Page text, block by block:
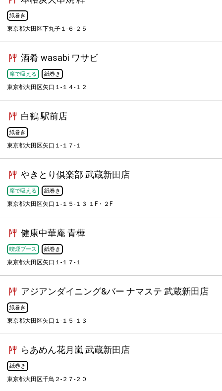
紙巻き
東京都大田区下丸子１-６-２５
酒肴 wasabi ワサビ
席で吸える 紙巻き
東京都大田区矢口１-１４-１２
白鶴 駅前店
紙巻き
東京都大田区矢口１-１７-１
やきとり倶楽部 武蔵新田店
席で吸える 紙巻き
東京都大田区矢口１-１５-１３ １F・２F
健康中華庵 青樺
喫煙ブース 紙巻き
東京都大田区矢口１-１７-１
アジアンダイニング&バー ナマステ 武蔵新田店
紙巻き
東京都大田区矢口１-１５-１３
らあめん花月嵐 武蔵新田店
紙巻き
東京都大田区千鳥２-２７-２０